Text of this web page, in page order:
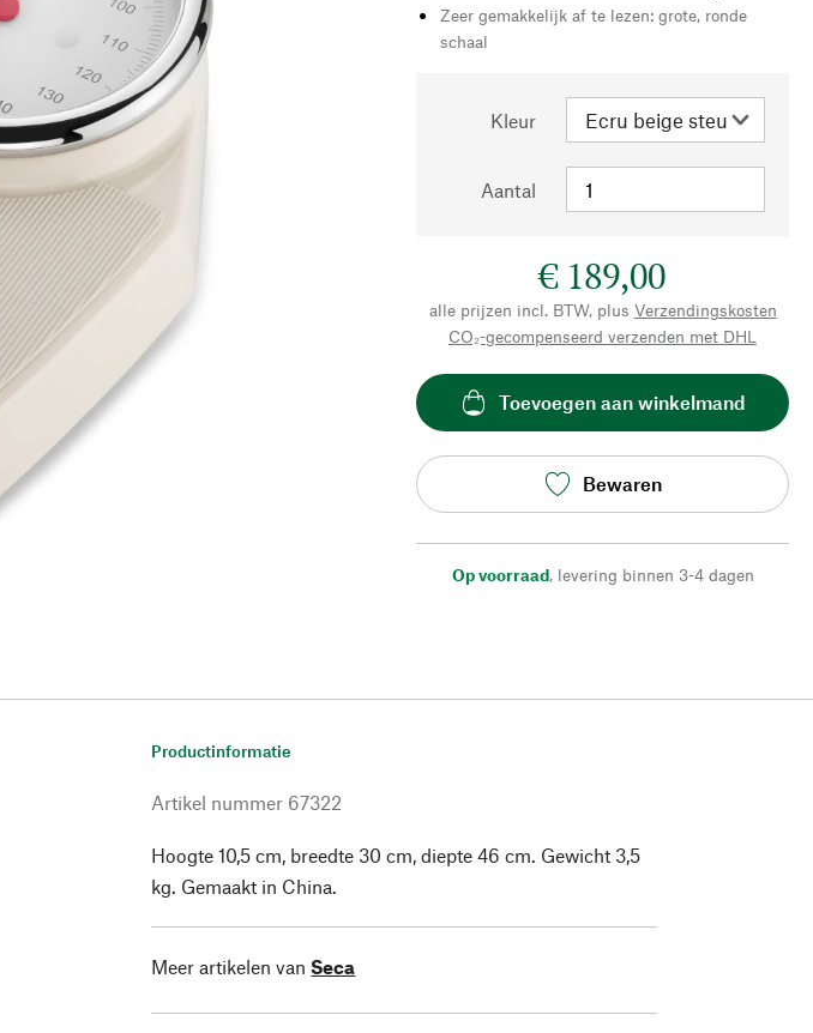
Zeer gemakkelijk af te lezen: grote, ronde
schaal
Kleur
Aantal
€ 189,00
alle prijzen incl. BTW, plus Verzendingskosten
CO₂-gecompenseerd verzenden met DHL
Toevoegen aan winkelmand
Bewaren
Op voorraad, levering binnen 3-4 dagen
Productinformatie
Artikel nummer 67322
Hoogte 10,5 cm, breedte 30 cm, diepte 46 cm. Gewicht 3,5
kg. Gemaakt in China.
Meer artikelen van Seca